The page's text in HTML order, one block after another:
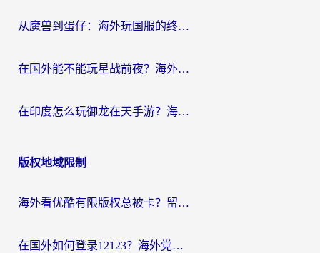
从魔兽到蛋仔：海外玩国服的终极加速指南，找到你的专属高速通道
在国外能不能玩星战前夜？海外党国服游戏不卡顿的秘密武器在这里
在印度怎么玩御龙在天手游？海外党畅玩国服的终极生存指南
版权地域限制
海外看优酷有限版权总被卡？留学生亲测有效的回国加速器选择指南
在国外如何登录12123？海外党必备的回国加速实用指南